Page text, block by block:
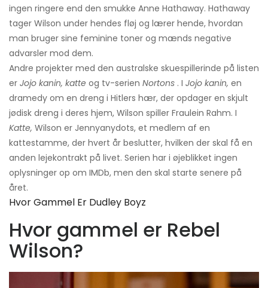
ingen ringere end den smukke Anne Hathaway. Hathaway
tager Wilson under hendes fløj og lærer hende, hvordan
man bruger sine feminine toner og mænds negative
advarsler mod dem.
Andre projekter med den australske skuespillerinde på listen
er Jojo kanin, katte og tv-serien Nortons . I Jojo kanin, en
dramedy om en dreng i Hitlers hær, der opdager en skjult
jødisk dreng i deres hjem, Wilson spiller Fraulein Rahm. I
Katte, Wilson er Jennyanydots, et medlem af en
kattestamme, der hvert år beslutter, hvilken der skal få en
anden lejekontrakt på livet. Serien har i øjeblikket ingen
oplysninger op om IMDb, men den skal starte senere på
året.
Hvor Gammel Er Dudley Boyz
Hvor gammel er Rebel
Wilson?